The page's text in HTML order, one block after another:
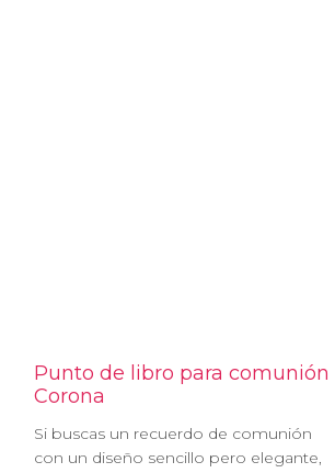
Punto de libro para comunión
Corona
Si buscas un recuerdo de comunión
con un diseño sencillo pero elegante,